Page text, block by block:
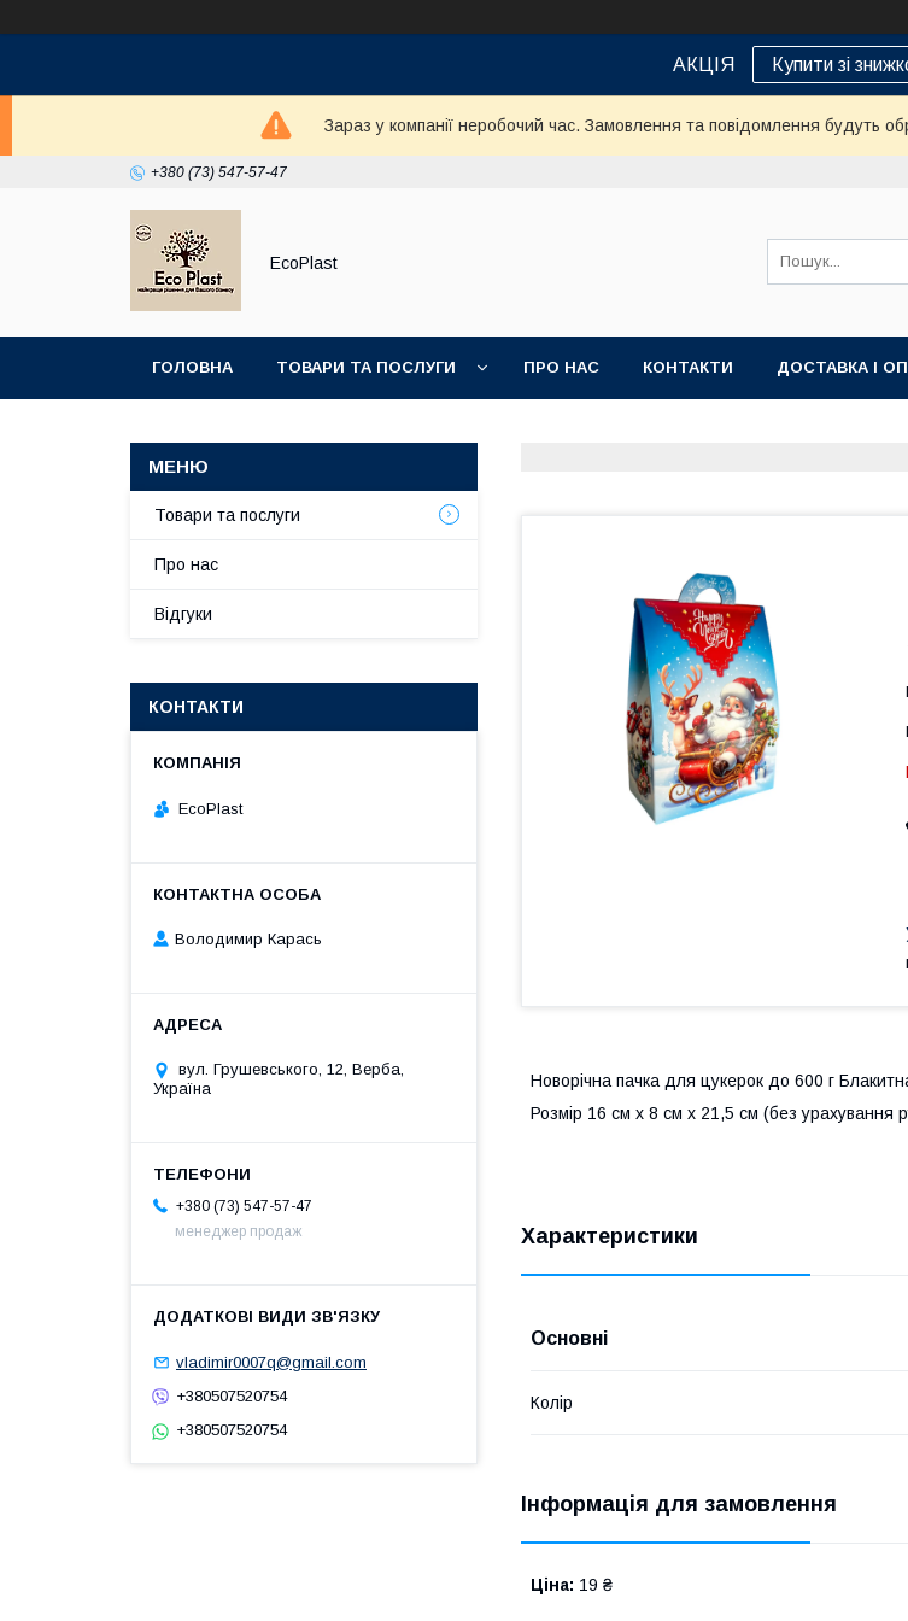
АКЦІЯ Купити зі
Зараз у компанії неробочий час. Замовлення та повідомлення будуть
+380 (73) 547-57-47
EcoPlast
ГОЛОВНА ТОВАРИ ТА ПОСЛУГИ ПРО НАС КОНТАКТИ ДОСТАВКА І
Новорічна пачка для цукерок до 600 г
Розмір 16 см х 8 см х 21,5 см (без урахування
Характеристики
Основні
Колір
Інформація для замовлення
Ціна: 19 ₴
Товари та послуги
Про нас
Відгуки
КОНТАКТИ
EcoPlast
Володимир Карась
вул. Грушевського, 12, Верба,
Україна
+380 (73) 547-57-47
менеджер продаж
vladimir0007q@gmail.com
+380507520754
+380507520754